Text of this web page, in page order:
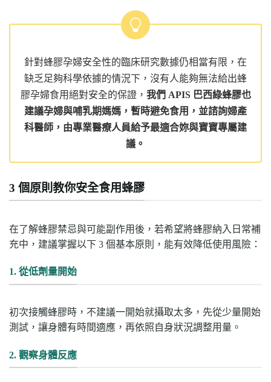
針對蜂膠孕婦安全性的臨床研究數據仍相當有限，在
缺乏足夠科學依據的情況下，沒有人能夠無法給出蜂
膠孕婦食用絕對安全的保證， 我們 APIS 巴西綠蜂膠也
建議孕婦與哺乳期媽媽，暫時避免食用，並諮詢婦產
科醫師，由專業醫療人員給予最適合妳與寶寶專屬建
議。
3 個原則教你安全食用蜂膠
在了解蜂膠禁忌與可能副作用後，若希望將蜂膠納入日常補
充中，建議掌握以下 3 個基本原則，能有效降低使用風險：
1. 從低劑量開始
初次接觸蜂膠時，不建議一開始就攝取太多，先從少量開始
測試，讓身體有時間適應，再依照自身狀況調整用量。
2. 觀察身體反應